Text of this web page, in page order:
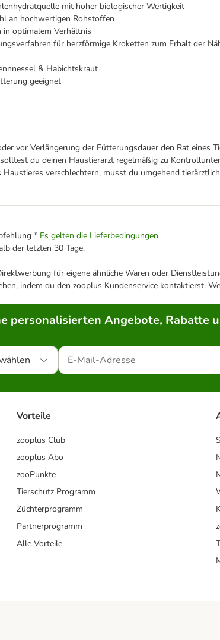
mit hoher biologischer Wertigkeit
an hochwertigen Rohstoffen
optimalem Verhältnis
für herzförmige Kroketten zum Erhalt der
& Habichtskraut
geeignet
vor Verlängerung der Fütterungsdauer den Rat eines
du deinen Haustierarzt regelmäßig zu
verschlechtern, musst du umgehend
* Es gelten die Lieferbedingungen
der letzten 30 Tage.
für eigene ähnliche Waren oder
indem du den zooplus Kundenservice kontaktierst.
personalisierten Angebote, Rabatte
Vorteile
zooplus Club
zooplus Abo
zooPunkte
Tierschutz Programm
Züchterprogramm
Partnerprogramm
Alle Vorteile